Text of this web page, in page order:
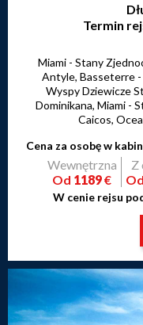
Termin
Miami - Stany
Antyle, Basseterre
Wyspy Dziewicze
Dominikana, Miami -
Caicos,
Cena za osobę w
Wewnętrzna
Od 1189€
Z
Od
W cenie rejsu